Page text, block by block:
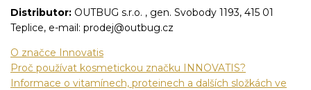
Distributor: OUTBUG s.r.o. , gen. Svobody 1193, 415 01
Teplice, e-mail: prodej@outbug.cz
O značce Innovatis
Proč používat kosmetickou značku INNOVATIS?
Informace o vitamínech, proteinech a dalších složkách ve